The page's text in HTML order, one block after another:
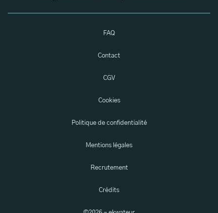
FAQ
Contact
CGV
Cookies
Politique de confidentialité
Mentions légales
Recrutement
Crédits